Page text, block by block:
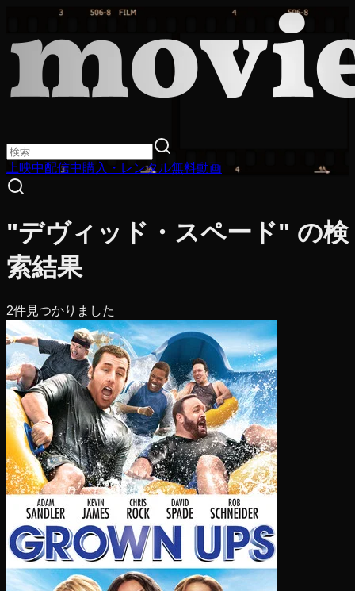
上映中配信中購入・レンタル無料動画
"デヴィッド・スペード" の検
索結果
2件見つかりました